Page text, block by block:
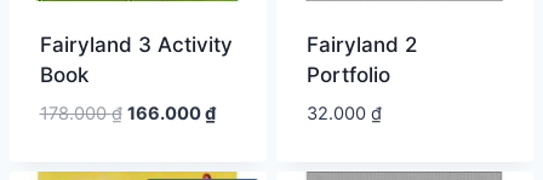
Fairyland 3 Activity
Book
178.000₫ Giá
là:
166.000₫Giá
tại
Fairyland 2
Portfolio
32.000 ₫